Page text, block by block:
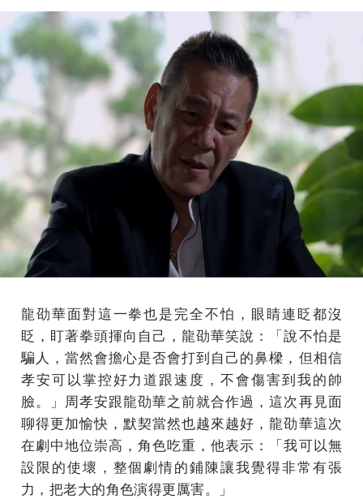
龍劭華面對這一拳也是完全不怕，眼睛連眨都沒
眨，盯著拳頭揮向自己，龍劭華笑說：「說不怕是
騙人，當然會擔心是否會打到自己的鼻樑，但相信
孝安可以掌控好力道跟速度，不會傷害到我的帥
臉。」周孝安跟龍劭華之前就合作過，這次再見面
聊得更加愉快，默契當然也越來越好，龍劭華這次
在劇中地位崇高，角色吃重，他表示：「我可以無
設限的使壞，整個劇情的鋪陳讓我覺得非常有張
力，把老大的角色演得更厲害。」